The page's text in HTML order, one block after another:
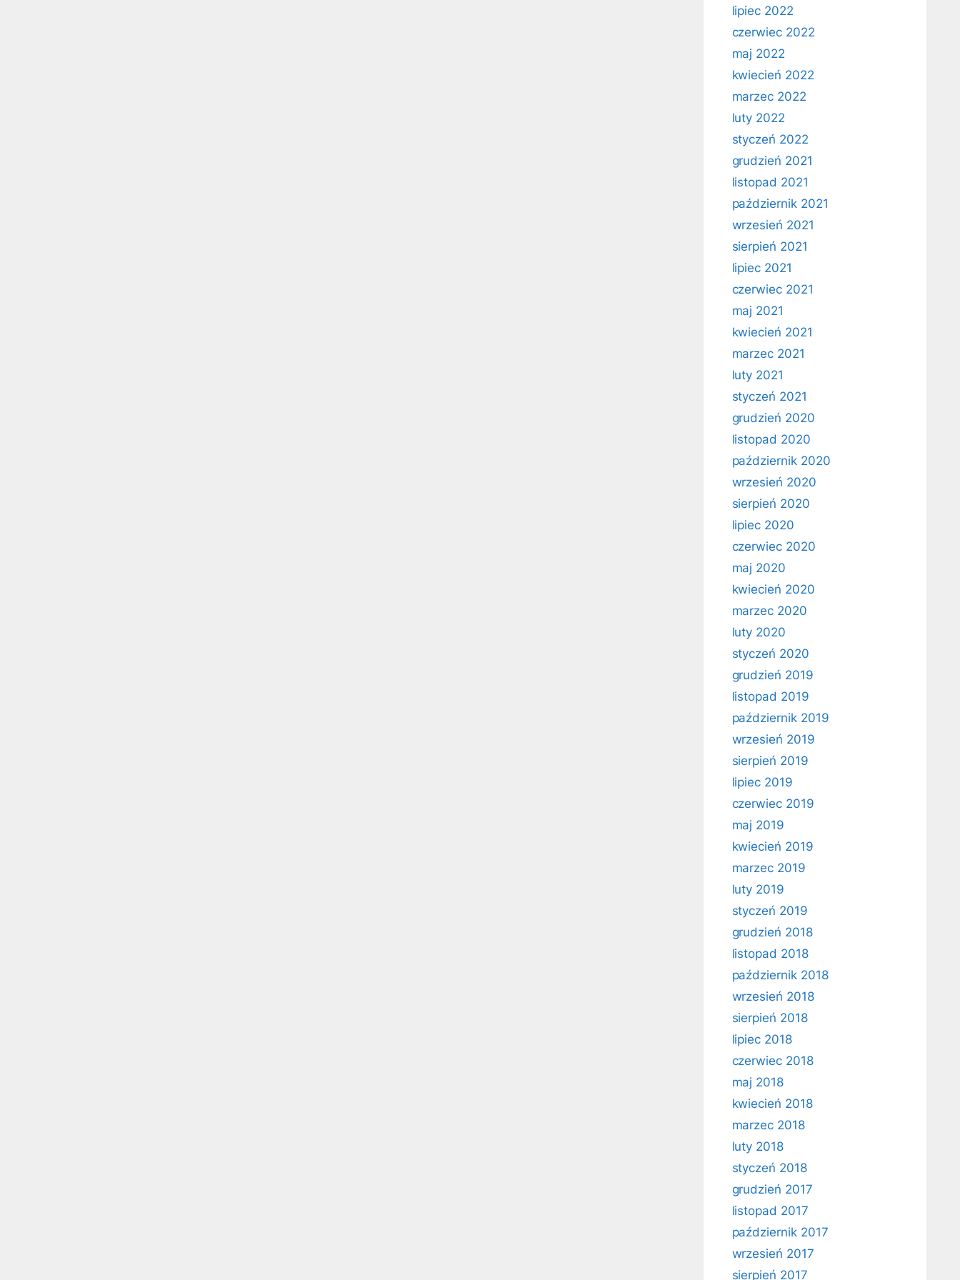
lipiec 2022
czerwiec 2022
maj 2022
kwiecień 2022
marzec 2022
luty 2022
styczeń 2022
grudzień 2021
listopad 2021
październik 2021
wrzesień 2021
sierpień 2021
lipiec 2021
czerwiec 2021
maj 2021
kwiecień 2021
marzec 2021
luty 2021
styczeń 2021
grudzień 2020
listopad 2020
październik 2020
wrzesień 2020
sierpień 2020
lipiec 2020
czerwiec 2020
maj 2020
kwiecień 2020
marzec 2020
luty 2020
styczeń 2020
grudzień 2019
listopad 2019
październik 2019
wrzesień 2019
sierpień 2019
lipiec 2019
czerwiec 2019
maj 2019
kwiecień 2019
marzec 2019
luty 2019
styczeń 2019
grudzień 2018
listopad 2018
październik 2018
wrzesień 2018
sierpień 2018
lipiec 2018
czerwiec 2018
maj 2018
kwiecień 2018
marzec 2018
luty 2018
styczeń 2018
grudzień 2017
listopad 2017
październik 2017
wrzesień 2017
sierpień 2017